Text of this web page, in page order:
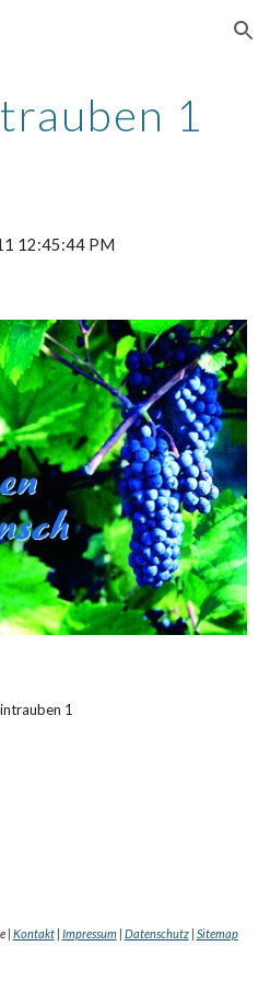
Skip to navigation
1
12:45:44 PM
1
| Kontakt| Impressum | Datenschutz| Sitemap